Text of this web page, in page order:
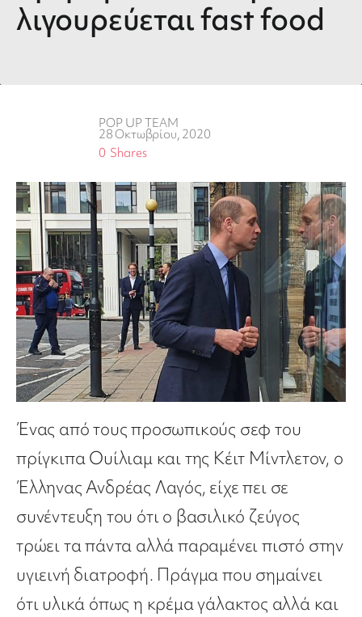
λιγουρεύεται fast food
POP UP TEAM
28 Οκτωβρίου, 2020
Shares
0
Ένας από τους προσωπικούς σεφ του
πρίγκιπα Ουίλιαμ και της Κέιτ Μίντλετον, ο
Έλληνας Ανδρέας Λαγός, είχε πει σε
συνέντευξη του ότι ο βασιλικό ζεύγος
τρώει τα πάντα αλλά παραμένει πιστό στην
υγιεινή διατροφή. Πράγμα που σημαίνει
ότι υλικά όπως η κρέμα γάλακτος αλλά και